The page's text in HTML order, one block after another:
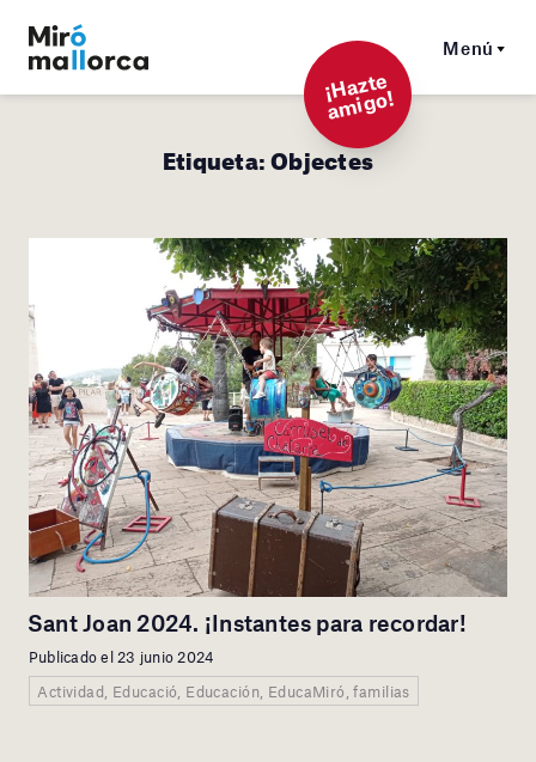
Menú
¡
Hazt
e
a
mi
g
o!
Etiqueta:Objectes
Sant Joan 2024. ¡Instantes para recordar!
Publicado el 23 junio 2024
Actividad, Educació, Educación, EducaMiró, familias